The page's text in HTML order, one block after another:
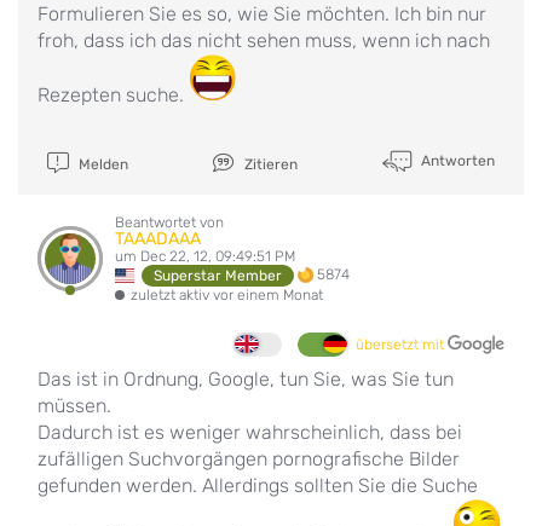
Formulieren Sie es so, wie Sie möchten. Ich bin nur
froh, dass ich das nicht sehen muss, wenn ich nach
Rezepten suche.
Melden Zitieren Antworten
Beantwortet von
TAAADAAA
um Dec 22, 12, 09:49:51 PM
Superstar Member
5874
zuletzt aktiv vor einem Monat
übersetzt mit
Das ist in Ordnung, Google, tun Sie, was Sie tun
müssen.
Dadurch ist es weniger wahrscheinlich, dass bei
zufälligen Suchvorgängen pornografische Bilder
gefunden werden. Allerdings sollten Sie die Suche